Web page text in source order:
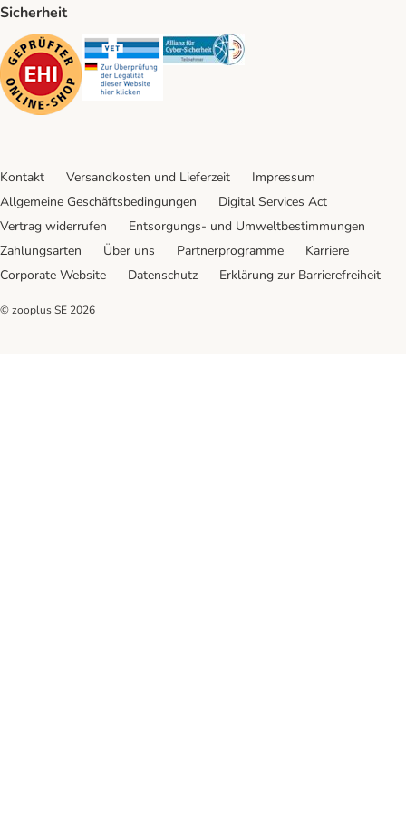
Sicherheit
Security Security Security
Kontakt Versandkosten und Lieferzeit
Impressum
Allgemeine Geschäftsbedingungen
Digital Services Act
Vertrag widerrufen
Entsorgungs- und Umweltbestimmungen
Zahlungsarten
Über uns Partnerprogramme
Karriere
Corporate Website
Datenschutz Erklärung zur Barrierefreiheit
© zooplus SE 2026